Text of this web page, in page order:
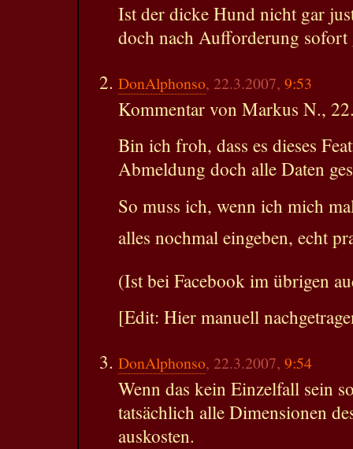
Ist der dicke Hund nicht gar
doch nach Aufforderung sofort
DonAlphonso, 22.3.2007, 9:53
Kommentar von Markus N.,
Bin ich froh, dass es dieses
Abmeldung doch alle Daten
So muss ich, wenn ich mich
alles nochmal eingeben, echt
(Ist bei Facebook im übrigen
[Edit: Hier manuell
DonAlphonso, 22.3.2007, 9:54
Wenn das kein Einzelfall sein
tatsächlich alle Dimensionen
auskosten.